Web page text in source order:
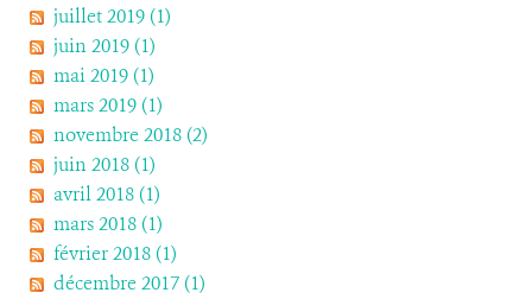
juillet 2019 (1)
juin 2019 (1)
mai 2019 (1)
mars 2019 (1)
novembre 2018 (2)
juin 2018 (1)
avril 2018 (1)
mars 2018 (1)
février 2018 (1)
décembre 2017 (1)